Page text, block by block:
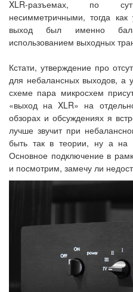
XLR-разъемах, по
несимметричными, тогда
выход был именно
использованием выходных
Кстати, утверждение про
для небалансных выходов, а
схеме пара микросхем
«выход на XLR» на
обзорах и обсуждениях я
лучше звучит при
быть так в теории, ну а на
Основное подключение в
и посмотрим, замечу ли